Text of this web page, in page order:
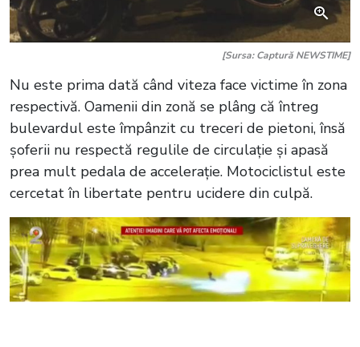
[Sursa: Captură NEWSTIME]
Nu este prima dată când viteza face victime în zona
respectivă. Oamenii din zonă se plâng că întreg
bulevardul este împânzit cu treceri de pietoni, însă
șoferii nu respectă regulile de circulație și apasă
prea mult pedala de accelerație. Motociclistul este
cercetat în libertate pentru ucidere din culpă.